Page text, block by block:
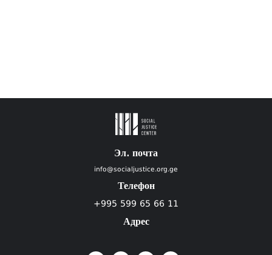
Эл. почта
info@socialjustice.org.ge
Телефон
+995 599 65 66 11
Адрес